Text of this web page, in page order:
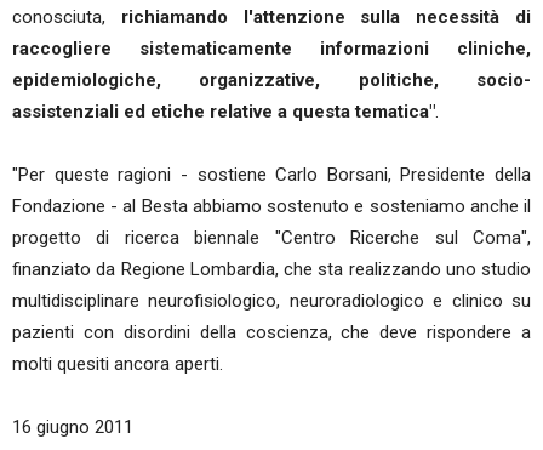
conosciuta, richiamando l'attenzione sulla necessità di
raccogliere sistematicamente informazioni cliniche,
epidemiologiche, organizzative, politiche, socio-
assistenziali ed etiche relative a questa tematica".
"Per queste ragioni - sostiene Carlo Borsani, Presidente della
Fondazione - al Besta abbiamo sostenuto e sosteniamo anche il
progetto di ricerca biennale "Centro Ricerche sul Coma",
finanziato da Regione Lombardia, che sta realizzando uno studio
multidisciplinare neurofisiologico, neuroradiologico e clinico su
pazienti con disordini della coscienza, che deve rispondere a
molti quesiti ancora aperti.
16 giugno 2011